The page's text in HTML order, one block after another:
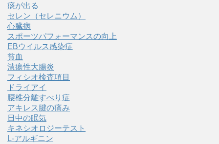
痰が出る
セレン（セレニウム）
心臓病
スポーツパフォーマンスの向上
EBウイルス感染症
貧血
潰瘍性大腸炎
フィシオ検査項目
ドライアイ
腰椎分離すべり症
アキレス腱の痛み
日中の眠気
キネシオロジーテスト
L-アルギニン